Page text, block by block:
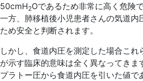
50cmH2Oであるため非常に高く危険
一方、肺移植後小児患者さんの気道内
ため安全と判断されます。
しかし、食道内圧を測定した場合こ
が示す臨床的意味は全く異なってきま
プラトー圧から食道内圧を引いた値で